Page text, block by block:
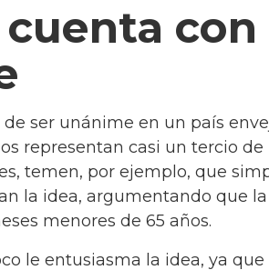
con
ser unánime en un país
representan casi un tercio de
temen, por ejemplo, que
la idea, argumentando que
menores de 65 años.
le entusiasma la idea, ya que